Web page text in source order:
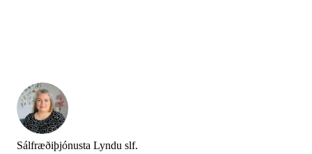
Sálfræðiþjónusta Lyndu slf.